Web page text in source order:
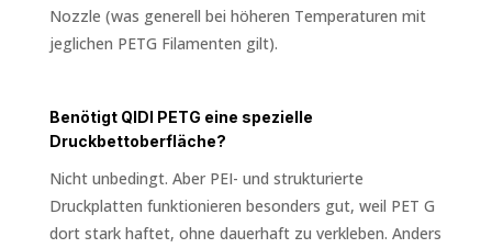
Nozzle (was generell bei höheren Temperaturen mit
jeglichen PETG Filamenten gilt).
Benötigt QIDI PETG eine spezielle
Druckbettoberfläche?
Nicht unbedingt. Aber PEI- und strukturierte
Druckplatten funktionieren besonders gut, weil PET G
dort stark haftet, ohne dauerhaft zu verkleben. Anders